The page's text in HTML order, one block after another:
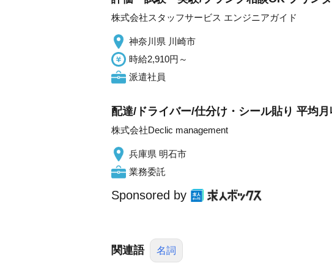
株式会社スタッフサービス エンジニアガイド
神奈川県 川崎市
時給2,910円～
派遣社員
配達/ドライバー/仕分け・シール貼り 平均
株式会社Declic management
兵庫県 明石市
業務委託
Sponsored by
関連語 名詞